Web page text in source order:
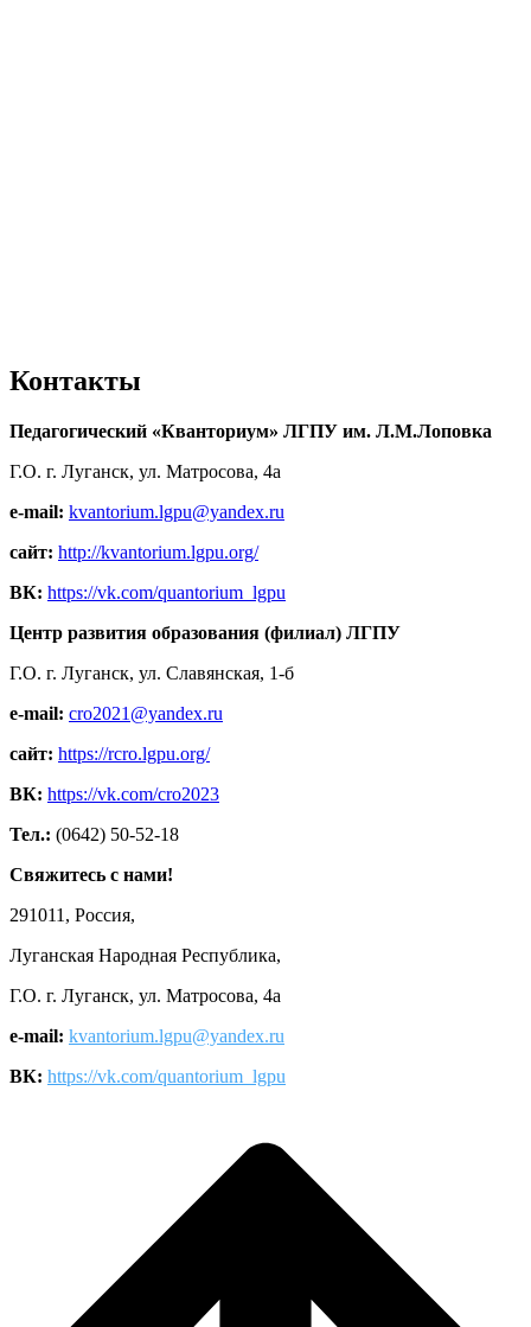
Контакты
Педагогический «Кванториум» ЛГПУ им. Л.М.Лоповка
Г.О. г. Луганск, ул. Матросова, 4а
e-mail: kvantorium.lgpu@yandex.ru
сайт: http://kvantorium.lgpu.org/
ВК: https://vk.com/quantorium_lgpu
Центр развития образования (филиал) ЛГПУ
Г.О. г. Луганск, ул. Славянская, 1-б
e-mail: cro2021@yandex.ru
сайт: https://rcro.lgpu.org/
ВК: https://vk.com/cro2023
Тел.: (0642) 50-52-18
Свяжитесь с нами!
291011, Россия,
Луганская Народная Республика,
Г.О. г. Луганск, ул. Матросова, 4а
e-mail: kvantorium.lgpu@yandex.ru
ВК: https://vk.com/quantorium_lgpu